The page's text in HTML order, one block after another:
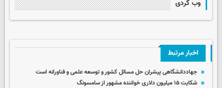
وب گردی
اخبار مرتبط
جهاددانشگاهی پیشران حل مسائل کشور و توسعه علمی و فناورانه است
شکایت ۱۵ میلیون دلاری خواننده مشهور از سامسونگ